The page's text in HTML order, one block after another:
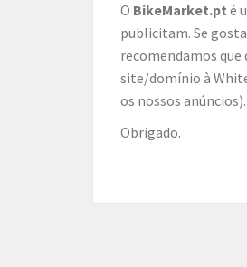
O BikeMarket.pt é
publicitam. Se
recomendamos que
site/domínio à
os nossos anúncios).
Obrigado.